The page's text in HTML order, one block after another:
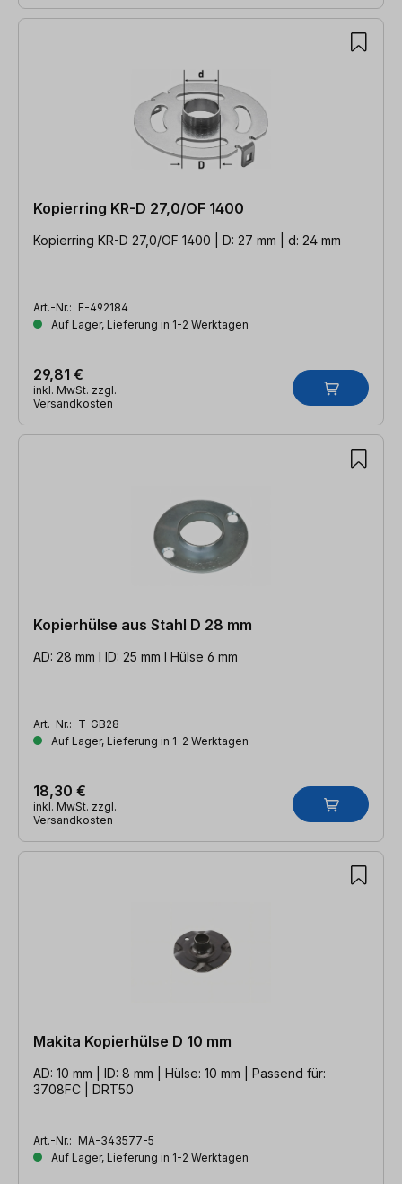
Kopierring KR-D 27,0/OF 1400
Kopierring KR-D 27,0/OF 1400 | D: 27 mm | d: 24 mm
Art.-Nr.: F-492184
Auf Lager, Lieferung in 1-2 Werktagen
29,81 €
inkl. MwSt. zzgl.
Versandkosten
Kopierhülse aus Stahl D 28 mm
AD: 28 mm l ID: 25 mm l Hülse 6 mm
Art.-Nr.: T-GB28
Auf Lager, Lieferung in 1-2 Werktagen
18,30 €
inkl. MwSt. zzgl.
Versandkosten
Makita Kopierhülse D 10 mm
AD: 10 mm | ID: 8 mm | Hülse: 10 mm | Passend für:
3708FC | DRT50
Art.-Nr.: MA-343577-5
Auf Lager, Lieferung in 1-2 Werktagen